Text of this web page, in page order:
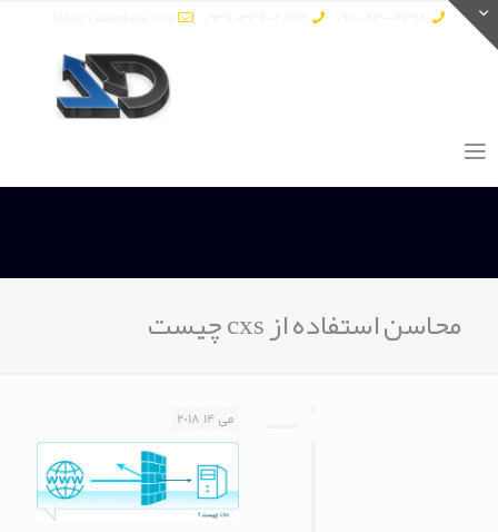
محاسن استفاده از cxs چیست
می 14, 2018